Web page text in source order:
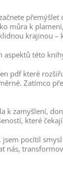
můra k
krajinou
aspektů této
pdf které
Zatímco
k zamyšlení,
které
pocítil
nás,